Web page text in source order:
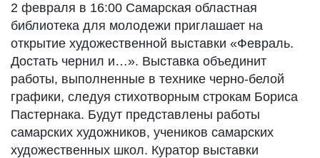
2 февраля в 16:00 Самарская областная
библиотека для молодежи приглашает на
открытие художественной выставки «Февраль.
Достать чернил и…». Выставка объединит
работы, выполненные в технике черно-белой
графики, следуя стихотворным строкам Бориса
Пастернака. Будут представлены работы
самарских художников, учеников самарских
художественных школ. Куратор выставки